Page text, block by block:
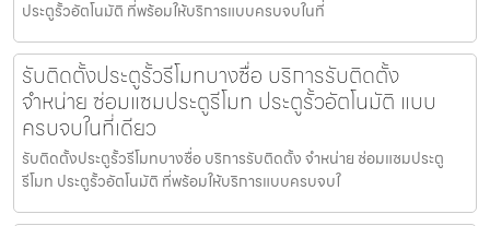
ประตูรั้วอัตโนมัติ ที่พร้อมให้บริการแบบครบจบในที่
รับติดตั้งประตูรั้วรีโมทบางซื่อ บริการรับติดตั้ง
จำหน่าย ซ่อมแซมประตูรีโมท ประตูรั้วอัตโนมัติ แบบ
ครบจบในที่เดียว
รับติดตั้งประตูรั้วรีโมทบางซื่อ บริการรับติดตั้ง จำหน่าย ซ่อมแซมประตู
รีโมท ประตูรั้วอัตโนมัติ ที่พร้อมให้บริการแบบครบจบใ